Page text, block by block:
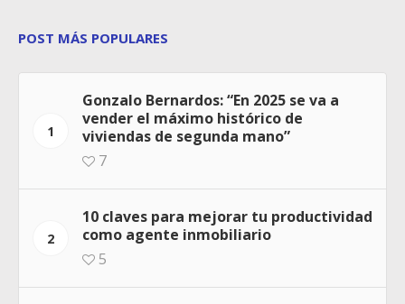
POST MÁS POPULARES
1
Gonzalo Bernardos: “En 2025 se va a
vender el máximo histórico de
viviendas de segunda mano”
7
2
10 claves para mejorar tu productividad
como agente inmobiliario
5